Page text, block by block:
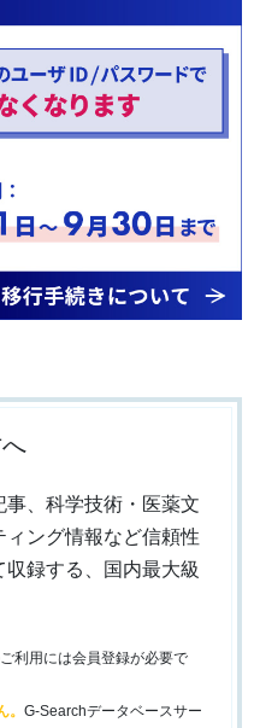
、科学技術・医薬文
ング情報など信頼性
録する、国内最大級
利用には会員登録が必要で
G-Searchデータベースサー